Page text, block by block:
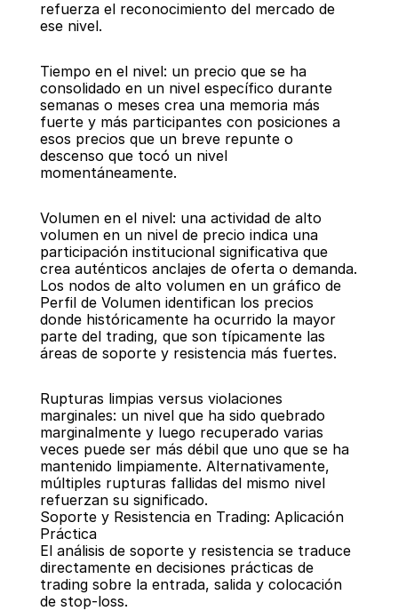
refuerza el reconocimiento del mercado de
ese nivel.
Tiempo en el nivel: un precio que se ha
consolidado en un nivel específico durante
semanas o meses crea una memoria más
fuerte y más participantes con posiciones a
esos precios que un breve repunte o
descenso que tocó un nivel
momentáneamente.
Volumen en el nivel: una actividad de alto
volumen en un nivel de precio indica una
participación institucional significativa que
crea auténticos anclajes de oferta o demanda.
Los nodos de alto volumen en un gráfico de
Perfil de Volumen identifican los precios
donde históricamente ha ocurrido la mayor
parte del trading, que son típicamente las
áreas de soporte y resistencia más fuertes.
Rupturas limpias versus violaciones
marginales: un nivel que ha sido quebrado
marginalmente y luego recuperado varias
veces puede ser más débil que uno que se ha
mantenido limpiamente. Alternativamente,
múltiples rupturas fallidas del mismo nivel
refuerzan su significado.
Soporte y Resistencia en Trading: Aplicación
Práctica
El análisis de soporte y resistencia se traduce
directamente en decisiones prácticas de
trading sobre la entrada, salida y colocación
de stop-loss.